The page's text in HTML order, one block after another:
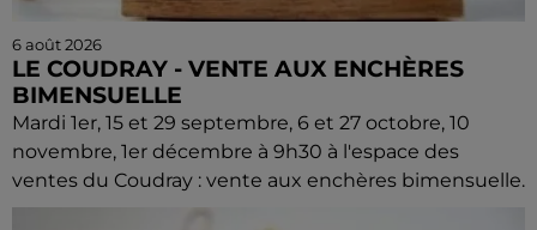
6 août 2026
LE COUDRAY - VENTE AUX ENCHÈRES
BIMENSUELLE
Mardi 1er, 15 et 29 septembre, 6 et 27 octobre, 10
novembre, 1er décembre à 9h30 à l'espace des
ventes du Coudray : vente aux enchères bimensuelle.